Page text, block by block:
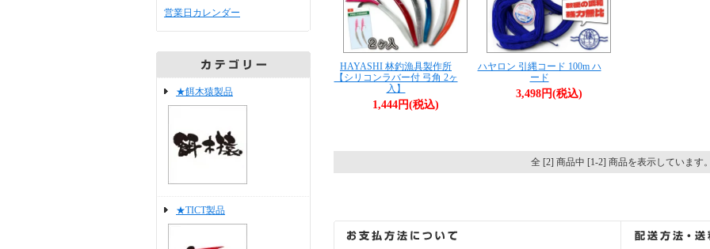
営業日カレンダー
★餌木猿製品
★TICT製品
HAYASHI 林釣漁具製作所
【シリコンラバー付 弓角 2ヶ
入】
1,444円(税込)
ハヤロン 引縄コード 100m ハ
ード
3,498円(税込)
全 [2] 商品中 [1-2] 商品を表示しています